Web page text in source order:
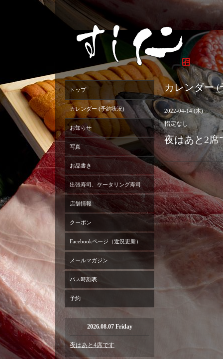
カレンダー
2022-04-14 (木)
指定なし
夜はあと2席
トップ
カレンダー (予約状況)
お知らせ
写真
お品書き
出張寿司、ケータリング寿司
店舗情報
クーポン
Facebookページ（近況更新）
メールマガジン
バス時刻表
予約
2026.08.07 Friday
夜はあと4席です